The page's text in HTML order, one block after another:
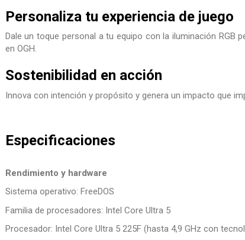
Personaliza tu experiencia de juego
Dale un toque personal a tu equipo con la iluminación RGB
en OGH.
Sostenibilidad en acción
Innova con intención y propósito y genera un impacto que
Especificaciones
Rendimiento y hardware
Sistema operativo: FreeDOS
Familia de procesadores: Intel Core Ultra 5
Procesador: Intel Core Ultra 5 225F (hasta 4,9 GHz con